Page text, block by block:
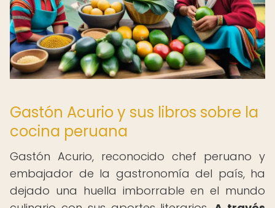
Gastón Acurio y sus libros sobre la
cocina peruana
Gastón Acurio, reconocido chef peruano y
embajador de la gastronomía del país, ha
dejado una huella imborrable en el mundo